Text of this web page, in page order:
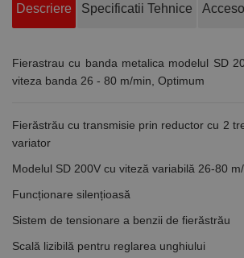
Descriere Specificatii Tehnice
Fierastrau cu banda metalica modelul SD
viteza banda 26 - 80 m/min, Optimum
Fierăstrău cu transmisie prin reductor cu 2
variator
Modelul SD 200V cu viteză variabilă 26-80
Funcționare silențioasă
Sistem de tensionare a benzii de fierăstrău
Scală lizibilă pentru reglarea unghiului